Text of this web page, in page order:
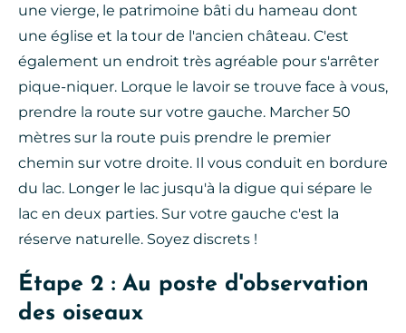
une vierge, le patrimoine bâti du hameau dont
une église et la tour de l'ancien château. C'est
également un endroit très agréable pour s'arrêter
pique-niquer. Lorque le lavoir se trouve face à vous,
prendre la route sur votre gauche. Marcher 50
mètres sur la route puis prendre le premier
chemin sur votre droite. Il vous conduit en bordure
du lac. Longer le lac jusqu'à la digue qui sépare le
lac en deux parties. Sur votre gauche c'est la
réserve naturelle. Soyez discrets !
Étape 2 : Au poste d'observation
des oiseaux